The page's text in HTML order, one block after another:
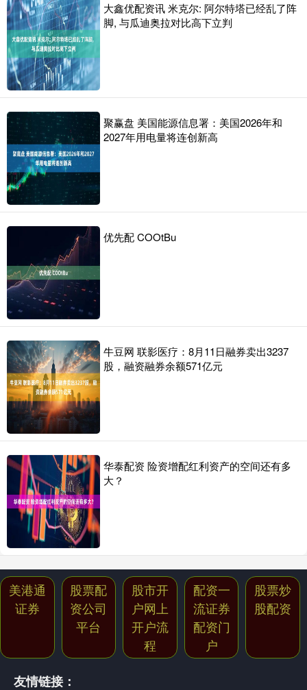
大鑫优配资讯 米克尔: 阿尔特塔已经乱了阵
脚, 与瓜迪奥拉对比高下立判
聚赢盘 美国能源信息署：美国2026年和
2027年用电量将连创新高
优先配 COOtBu
牛豆网 联影医疗：8月11日融券卖出3237
股，融资融券余额571亿元
华泰配资 险资增配红利资产的空间还有多
大？
美港通
证券
股票配
资公司
平台
股市开
户网上
开户流
程
配资一
流证券
配资门
户
股票炒
股配资
友情链接：